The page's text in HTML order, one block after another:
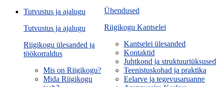
Ühendused
Riigikogu Kantselei
Kantselei ülesanded
Kontaktid
Juhtkond ja struktuuriüksused
Teenistuskohad ja praktika
Eelarve ja tegevusaruanne
Tutvustus ja ajalugu
Tutvustus ja ajalugu
Riigikogu ülesanded ja
töökorraldus
Mis on Riigikogu?
Mida Riigikogu